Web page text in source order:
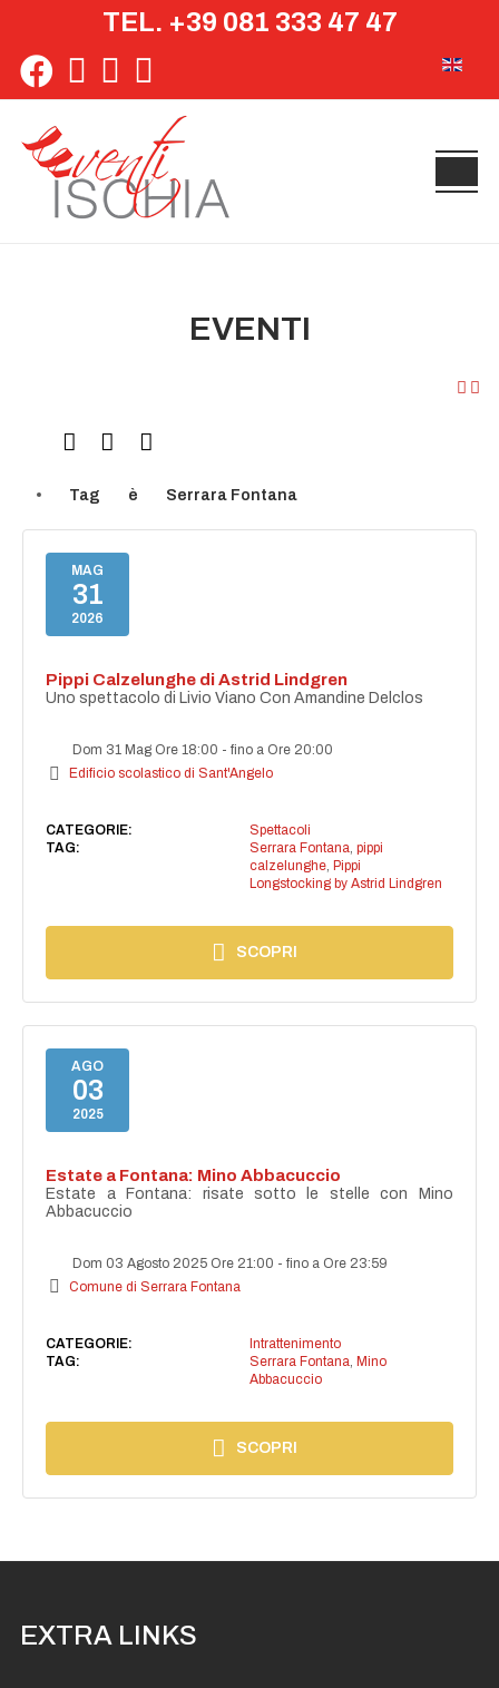
TEL. +39 081 333 47 47
EVENTI
Tag è Serrara Fontana
MAG
31
2026
Pippi Calzelunghe di Astrid Lindgren
Uno spettacolo di Livio Viano Con Amandine Delclos
Dom 31 Mag Ore 18:00 -fino a Ore 20:00
Edificio scolastico di Sant'Angelo
CATEGORIE:
Spettacoli
TAG:
Serrara Fontana, pippi
calzelunghe, Pippi
Longstocking by Astrid Lindgren
SCOPRI
AGO
03
2025
Estate a Fontana: Mino Abbacuccio
Estate a Fontana: risate sotto le stelle con Mino
Abbacuccio
Dom 03 Agosto 2025 Ore 21:00 -fino a Ore 23:59
Comune di Serrara Fontana
CATEGORIE:
Intrattenimento
TAG:
Serrara Fontana, Mino
Abbacuccio
SCOPRI
EXTRA LINKS